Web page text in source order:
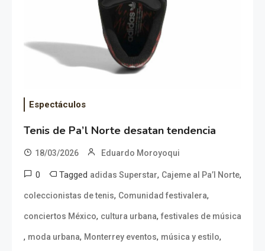
Espectáculos
Tenis de Pa’l Norte desatan tendencia
18/03/2026 Eduardo Moroyoqui
0 Tagged adidas Superstar, Cajeme al Pa’l Norte,
coleccionistas de tenis, Comunidad festivalera,
conciertos México, cultura urbana, festivales de música
, moda urbana, Monterrey eventos, música y estilo,